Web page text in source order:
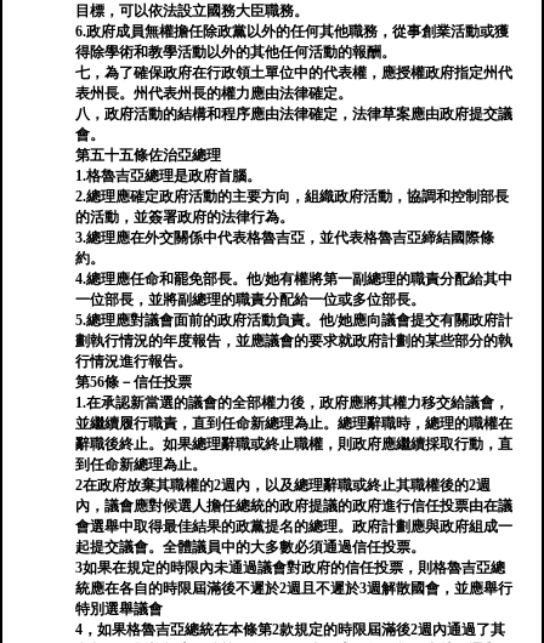
目標，可以依法設立國務大臣職務。
6.政府成員無權擔任除政黨以外的任何其他職務，從事創業活動或獲
得除學術和教學活動以外的其他任何活動的報酬。
七，為了確保政府在行政領土單位中的代表權，應授權政府指定州代
表州長。州代表州長的權力應由法律確定。
八，政府活動的結構和程序應由法律確定，法律草案應由政府提交議
會。
第五十五條佐治亞總理
1.格魯吉亞總理是政府首腦。
2.總理應確定政府活動的主要方向，組織政府活動，協調和控制部長
的活動，並簽署政府的法律行為。
3.總理應在外交關係中代表格魯吉亞，並代表格魯吉亞締結國際條
約。
4.總理應任命和罷免部長。他/她有權將第一副總理的職責分配給其中
一位部長，並將副總理的職責分配給一位或多位部長。
5.總理應對議會面前的政府活動負責。他/她應向議會提交有關政府計
劃執行情況的年度報告，並應議會的要求就政府計劃的某些部分的執
行情況進行報告。
第56條－信任投票
1.在承認新當選的議會的全部權力後，政府應將其權力移交給議會，
並繼續履行職責，直到任命新總理為止。總理辭職時，總理的職權在
辭職後終止。如果總理辭職或終止職權，則政府應繼續採取行動，直
到任命新總理為止。
2在政府放棄其職權的2週內，以及總理辭職或終止其職權後的2週
內，議會應對候選人擔任總統的政府提議的政府進行信任投票由在議
會選舉中取得最佳結果的政黨提名的總理。政府計劃應與政府組成一
起提交議會。全體議員中的大多數必須通過信任投票。
3如果在規定的時限內未通過議會對政府的信任投票，則格魯吉亞總
統應在各自的時限屆滿後不遲於2週且不遲於3週解散國會，並應舉行
特別選舉議會
4，如果格魯吉亞總統在本條第2款規定的時限屆滿後2週內通過了其